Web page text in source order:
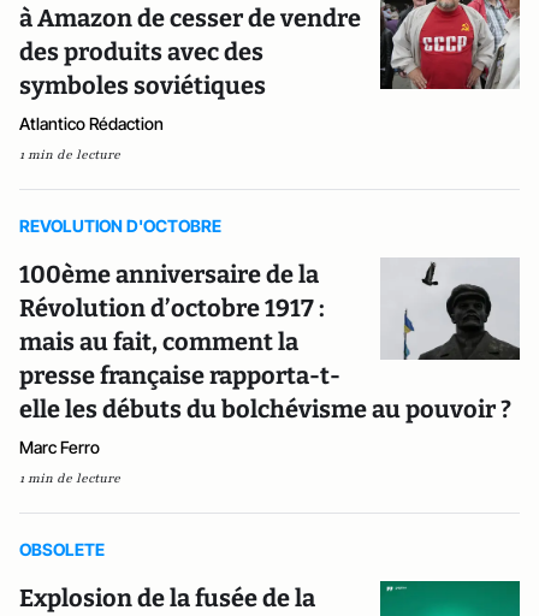
à Amazon de cesser de vendre
des produits avec des
symboles soviétiques
Atlantico Rédaction
1 min de lecture
REVOLUTION D'OCTOBRE
100ème anniversaire de la
Révolution d’octobre 1917 :
mais au fait, comment la
presse française rapporta-t-
elle les débuts du bolchévisme au pouvoir ?
Marc Ferro
1 min de lecture
OBSOLETE
Explosion de la fusée de la